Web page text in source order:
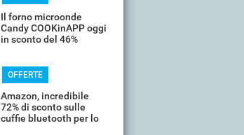
Il forno microonde
Candy COOKinAPP oggi
in sconto del 46%
OFFERTE
Amazon, incredibile
72% di sconto sulle
cuffie bluetooth per lo